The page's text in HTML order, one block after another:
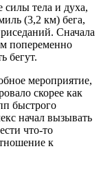
тела и духа,
(3,2 км) бега,
Сначала
попеременно
бегут.
мероприятие,
скорее как
быстрого
начал вызывать
что-то
к